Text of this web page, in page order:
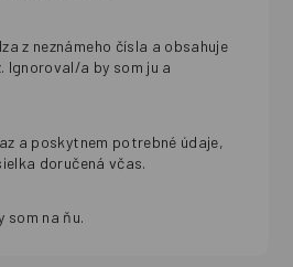
z neznámeho čísla a obsahuje
Ignoroval/a by som ju a
a poskytnem potrebné údaje,
doručená včas.
som na ňu.